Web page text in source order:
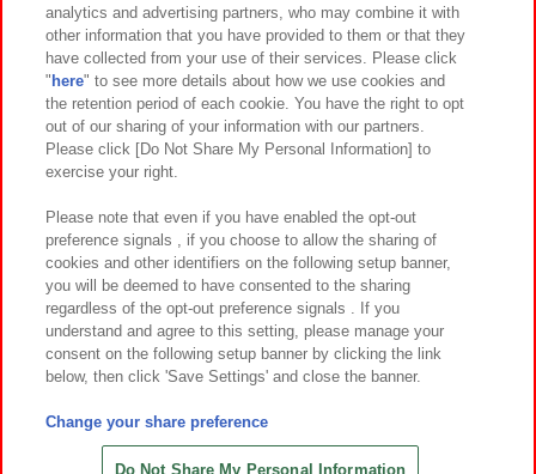
関連会社 サステナビリティ サイトポリシー
プライバシーポリシー ウェブアクセシビリティ方針と検証結果
お取引先さまとともに
カスタマーハラスメント対応方針 よくあるご質問・お問い合わせ
©Bandai Namco Amusement Inc.
©Bandai Namco Amusement Lab Inc.
©HANAYASHIKI Co., Ltd. All Rights Reserved.
analytics and advertising partners, who may combine it with
other information that you have provided to them or that they
have collected from your use of their services. Please click
" here" to see more details about how we use cookies and
the retention period of each cookie. You have the right to opt
out of our sharing of your information with our partners.
Please click [Do Not Share My Personal Information] to
exercise your right.
Please note that even if you have enabled the opt-out
preference signals , if you choose to allow the sharing of
cookies and other identifiers on the following setup banner,
you will be deemed to have consented to the sharing
regardless of the opt-out preference signals . If you
understand and agree to this setting, please manage your
consent on the following setup banner by clicking the link
below, then click 'Save Settings' and close the banner.
Change your share preference
Do Not Share My Personal Information